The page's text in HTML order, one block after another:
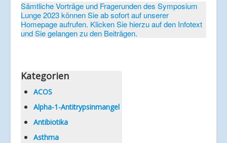
Verein
Patientenbroschüren
Mediathek
Aktuelles
Veranstaltungen
Informationen
Sämtliche Vorträge und Fragerunden des Symposium
Lunge 2023 können Sie ab sofort auf unserer
Homepage aufrufen. Klicken Sie hierzu auf den Infotext
und Sie gelangen zu den Beiträgen.
Kategorien
ACOS
Alpha-1-Antitrypsinmangel
Antibiotika
Asthma